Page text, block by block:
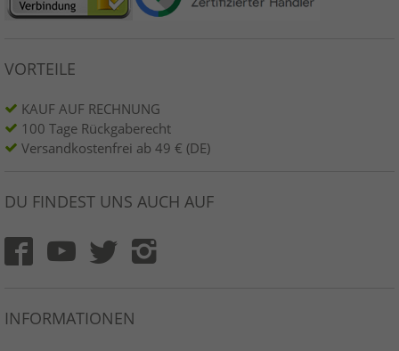
VORTEILE
KAUF AUF RECHNUNG
100 Tage Rückgaberecht
Versandkostenfrei ab 49 € (DE)
DU FINDEST UNS AUCH AUF
INFORMATIONEN